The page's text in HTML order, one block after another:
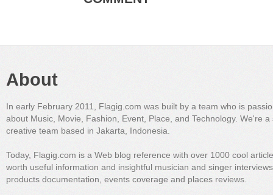
About
In early February 2011, Flagig.com was built by a team who is
about Music, Movie, Fashion, Event, Place, and Technology. We're a
creative team based in Jakarta, Indonesia.
Today, Flagig.com is a Web blog reference with over 1000 cool
worth useful information and insightful musician and singer
products documentation, events coverage and places reviews.